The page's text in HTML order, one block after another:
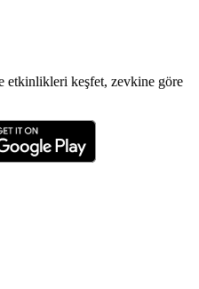
etkinlikleri keşfet, zevkine göre